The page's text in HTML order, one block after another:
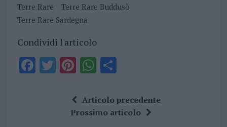
Terre Rare
Terre Rare Buddusò
Terre Rare Sardegna
Condividi l'articolo
F T Pi
te
re
W
at
s
S
a
re
Articolo precedente
Prossimo articolo